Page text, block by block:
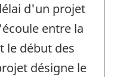
d'un projet
entre la
le début des
désigne le